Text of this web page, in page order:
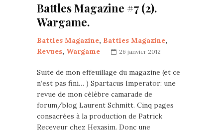
Battles Magazine #7 (2).
Wargame.
Battles Magazine, Battles Magazine,
Revues, Wargame 26 janvier 2012
Suite de mon effeuillage du magazine (et ce
n’est pas fini… ) Spartacus Imperator: une
revue de mon célèbre camarade de
forum/blog Laurent Schmitt. Cinq pages
consacrées à la production de Patrick
Receveur chez Hexasim. Donc une